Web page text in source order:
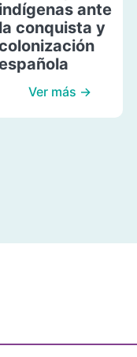
indígenas ante
la conquista y
Ver más →